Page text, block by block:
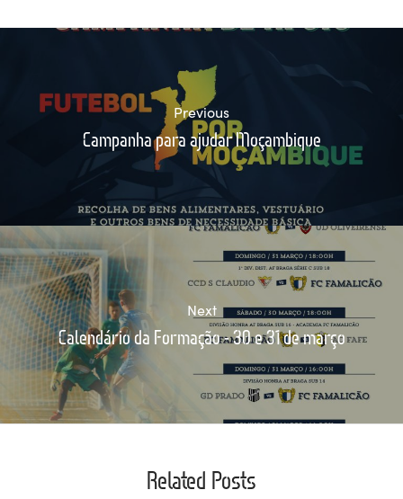
Previous
Campanha para ajudar Moçambique
Next
Calendário da Formação - 30 e 31 de março
Related Posts